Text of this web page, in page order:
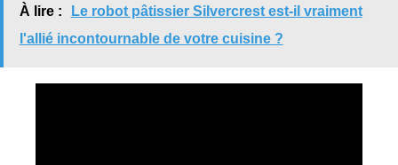
À lire :
Le robot pâtissier Silvercrest est-il vraiment
l'allié incontournable de votre cuisine ?